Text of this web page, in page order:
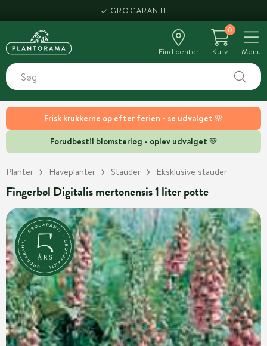
Frisk krukkerne op efter ferien - se udvalget 🌸
Forudbestil blomsterløg - oplev udvalget 💚
GROGARANTI
Find center
0
Kurv
Menu
Planter Haveplanter Stauder Eksklusive stauder
Fingerbøl Digitalis mertonensis 1 liter potte